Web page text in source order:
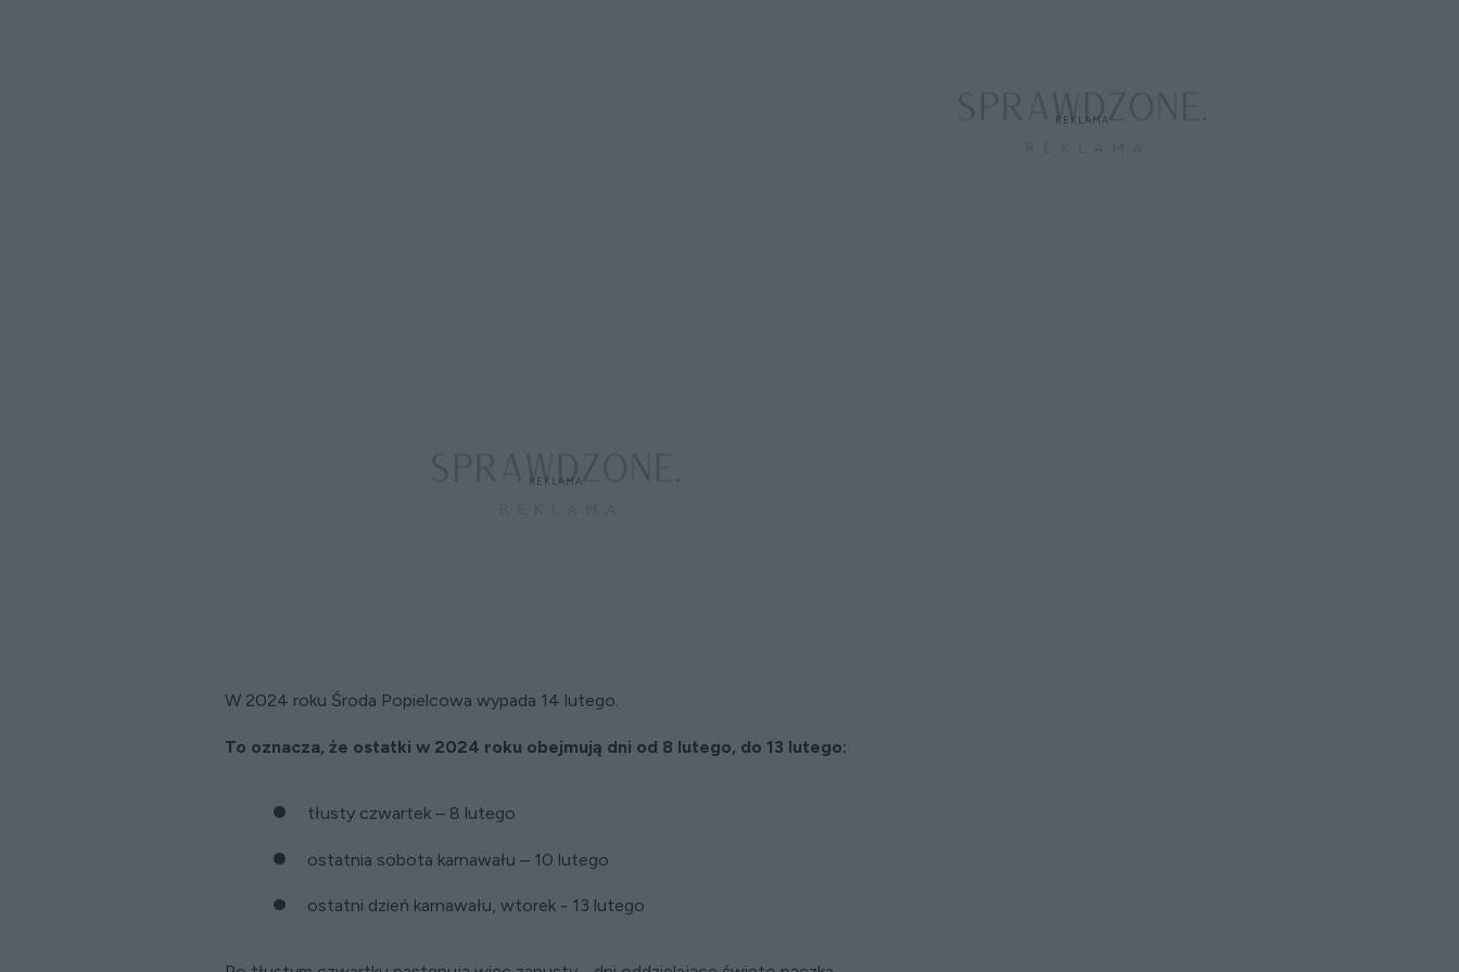
W 2024 roku Środa Popielcowa wypada 14 lutego.
To oznacza, że ostatki w 2024 roku obejmują dni od 8 lutego, do 13 lutego:
tłusty czwartek – 8 lutego
ostatnia sobota karnawału – 10 lutego
ostatni dzień karnawału, wtorek - 13 lutego